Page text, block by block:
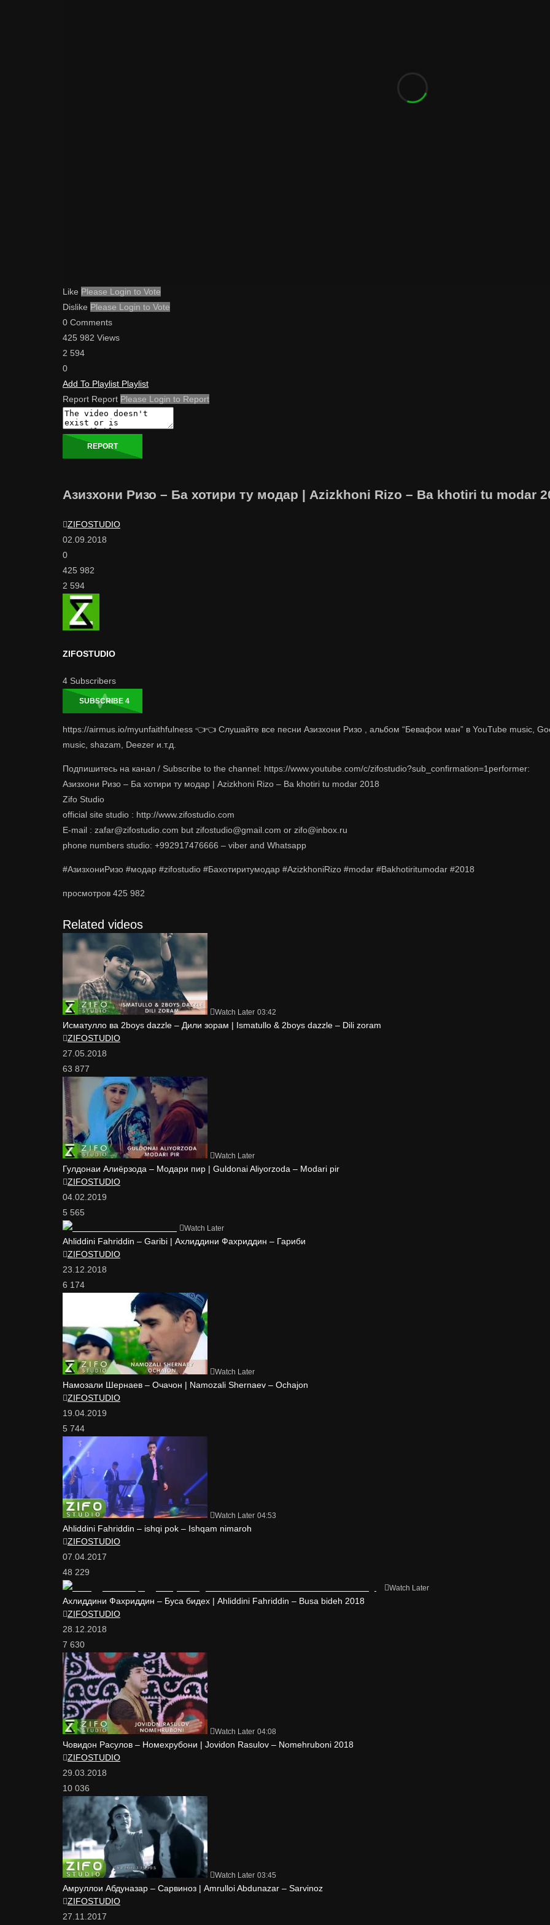
Like Please Login to Vote
Dislike Please Login to Vote
0 Comments
425 982 Views
2 594
0
Add To Playlist Playlist
Report Report Please Login to Report
REPORT
Азизхони Ризо – Ба хотири ту модар | Azizkhoni Rizo – Ba khotiri tu modar
ZIFOSTUDIO
02.09.2018
0
425 982
2 594
ZIFOSTUDIO
4 Subscribers
SUBSCRIBE 4
https://airmus.io/myunfaithfulness 👈👈 Слушайте все песни Азизхони Ризо , альбом “Бевафои ман” в YouTube music,
music, shazam, Deezer и.т.д.
Подпишитесь на канал / Subscribe to the channel: https://www.youtube.com/c/zifostudio?sub_confirmation=1performer:
Азизхони Ризо – Ба хотири ту модар | Azizkhoni Rizo – Ba khotiri tu modar 2018
Zifo Studio
official site studio : http://www.zifostudio.com
E-mail : zafar@zifostudio.com but zifostudio@gmail.com or zifo@inbox.ru
phone numbers studio: +992917476666 – viber and Whatsapp
#АзизхониРизо #модар #zifostudio #Бахотиритумодар #AzizkhoniRizo #modar #Bakhotiritumodar #2018
просмотров 425 982
Related videos
Watch Later 03:42
Исматулло ва 2boys dazzle – Дили зорам | Ismatullo & 2boys dazzle – Dili zoram
ZIFOSTUDIO
27.05.2018
63 877
Watch Later
Гулдонаи Алиёрзода – Модари пир | Guldonai Aliyorzoda – Modari pir
ZIFOSTUDIO
04.02.2019
5 565
Watch Later
Ahliddini Fahriddin – Garibi | Ахлиддини Фахриддин – Гариби
ZIFOSTUDIO
23.12.2018
6 174
Watch Later
Намозали Шернаев – Очачон | Namozali Shernaev – Ochajon
ZIFOSTUDIO
19.04.2019
5 744
Watch Later 04:53
Ahliddini Fahriddin – ishqi pok – Ishqam nimaroh
ZIFOSTUDIO
07.04.2017
48 229
Watch Later
Ахлиддини Фахриддин – Буса бидех | Ahliddini Fahriddin – Busa bideh 2018
ZIFOSTUDIO
28.12.2018
7 630
Watch Later 04:08
Човидон Расулов – Номехрубони | Jovidon Rasulov – Nomehruboni 2018
ZIFOSTUDIO
29.03.2018
10 036
Watch Later 03:45
Амруллои Абдуназар – Сарвиноз | Amrulloi Abdunazar – Sarvinoz
ZIFOSTUDIO
27.11.2017